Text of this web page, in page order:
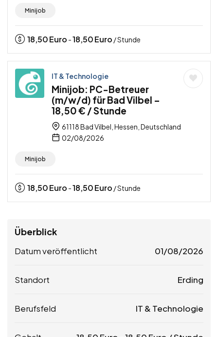
Minijob
18,50Euro -18,50Euro / Stunde
IT & Technologie
Minijob: PC-Betreuer
(m/w/d) für Bad Vilbel –
18,50 € / Stunde
61118 Bad Vilbel, Hessen, Deutschland
02/08/2026
Minijob
18,50Euro -18,50Euro / Stunde
Überblick
Datum veröffentlicht 01/08/2026
Standort Erding
Berufsfeld IT & Technologie